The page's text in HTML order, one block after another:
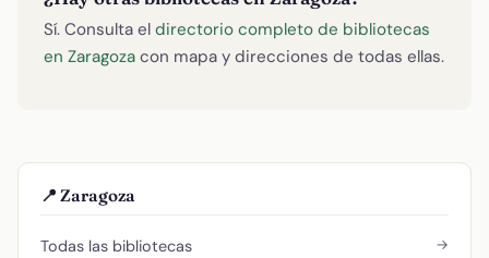
Sí. Consulta el directorio completo de bibliotecas
en Zaragoza con mapa y direcciones de todas ellas.
📍 Zaragoza
Todas las bibliotecas →